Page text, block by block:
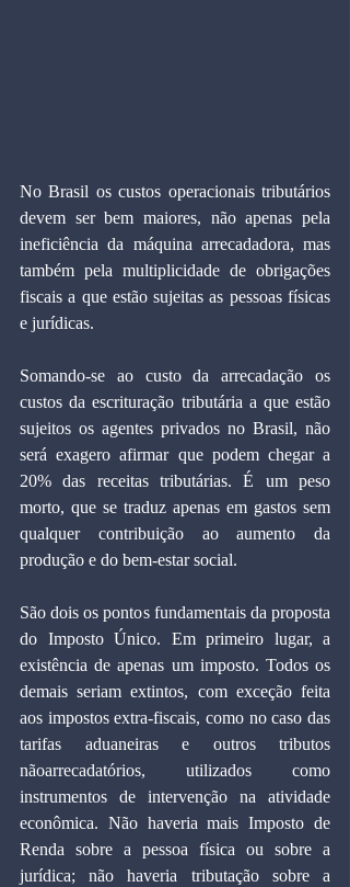
No Brasil os custos operacionais tributários
devem ser bem maiores, não apenas pela
ineficiência da máquina arrecadadora, mas
também pela multiplicidade de obrigações
fiscais a que estão sujeitas as pessoas físicas
e jurídicas.
Somando-se ao custo da arrecadação os
custos da escrituração tributária a que estão
sujeitos os agentes privados no Brasil, não
será exagero afirmar que podem chegar a
20% das receitas tributárias. É um peso
morto, que se traduz apenas em gastos sem
qualquer contribuição ao aumento da
produção e do bem-estar social.
São dois os pontos fundamentais da proposta
do Imposto Único. Em primeiro lugar, a
existência de apenas um imposto. Todos os
demais seriam extintos, com exceção feita
aos impostos extra-fiscais, como no caso das
tarifas aduaneiras e outros tributos
nãoarrecadatórios, utilizados como
instrumentos de intervenção na atividade
econômica. Não haveria mais Imposto de
Renda sobre a pessoa física ou sobre a
jurídica; não haveria tributação sobre a